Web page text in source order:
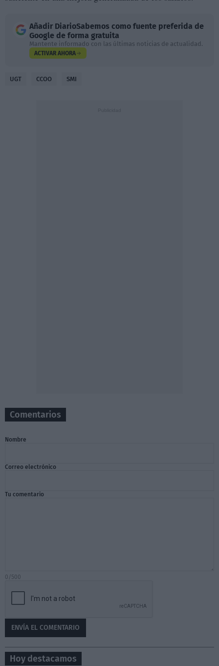
Añadir DiarioSabemos como fuente preferida de
Google de forma gratuita
Mantente informado con las últimas noticias de actualidad.
ACTIVAR AHORA
UGT CCOO SMI
Comentarios
Nombre
Correo electrónico
Tu comentario
0/500
Hoy destacamos